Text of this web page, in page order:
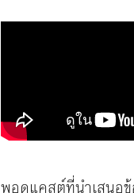
พอดแคสต์ที่นำเสนอ